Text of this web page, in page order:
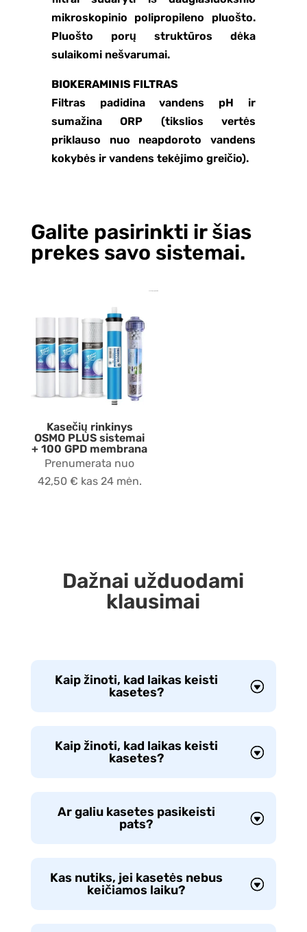
mikroskopinio polipropileno pluošto.
Pluošto porų struktūros dėka
sulaikomi nešvarumai.
BIOKERAMINIS FILTRAS
Filtras padidina vandens pH ir
sumažina ORP (tikslios vertės
priklauso nuo neapdoroto vandens
kokybės ir vandens tekėjimo greičio).
Galite pasirinkti ir šias
prekes savo sistemai.
Kasečių rinkinys
OSMO PLUS sistemai
+ 100 GPD membrana
Prenumerata nuo
42,50 € kas 24 mėn.
Dažnai užduodami
klausimai
Kaip žinoti, kad laikas keisti
kasetes?
Kaip žinoti, kad laikas keisti
kasetes?
Ar galiu kasetes pasikeisti
pats?
Kas nutiks, jei kasetės nebus
keičiamos laiku?